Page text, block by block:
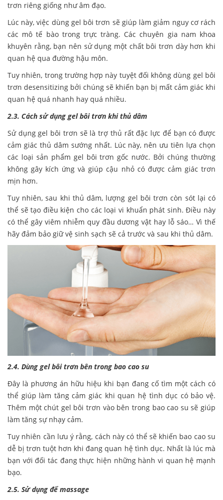
trơn riêng giống như âm đạo.
Lúc này, việc dùng gel bôi trơn sẽ giúp làm giảm nguy cơ rách
các mô tế bào trong trực tràng. Các chuyên gia nam khoa
khuyên rằng, bạn nên sử dụng một chất bôi trơn dày hơn khi
quan hệ qua đường hậu môn.
Tuy nhiên, trong trường hợp này tuyệt đối không dùng gel bôi
trơn desensitizing bởi chúng sẽ khiến bạn bị mất cảm giác khi
quan hệ quá nhanh hay quá nhiều.
2.3. Cách sử dụng gel bôi trơn khi thủ dâm
Sử dụng gel bôi trơn sẽ là trợ thủ rất đặc lực để bạn có được
cảm giác thủ dâm sướng nhất. Lúc này, nên ưu tiên lựa chọn
các loại sản phẩm gel bôi trơn gốc nước. Bởi chúng thường
không gây kích ứng và giúp cậu nhỏ có được cảm giác trơn
mịn hơn.
Tuy nhiên, sau khi thủ dâm, lượng gel bôi trơn còn sót lại có
thể sẽ tạo điều kiện cho các loại vi khuẩn phát sinh. Điều này
có thể gây viêm nhiễm quy đầu dương vật hay lỗ sáo… Vì thế
hãy đảm bảo giữ vệ sinh sạch sẽ cả trước và sau khi thủ dâm.
2.4. Dùng gel bôi trơn bên trong bao cao su
Đây là phương án hữu hiệu khi bạn đang cố tìm một cách có
thể giúp làm tăng cảm giác khi quan hệ tình dục có bảo vệ.
Thêm một chút gel bôi trơn vào bên trong bao cao su sẽ giúp
làm tăng sự nhạy cảm.
Tuy nhiên cần lưu ý rằng, cách này có thể sẽ khiến bao cao su
dễ bị trơn tuột hơn khi đang quan hệ tình dục. Nhất là lúc mà
bạn với đối tác đang thực hiện những hành vi quan hệ mạnh
bạo.
2.5. Sử dụng để massage